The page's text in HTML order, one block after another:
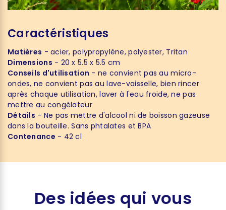
Caractéristiques
Matières - acier, polypropylène, polyester, Tritan
Dimensions - 20 x 5.5 x 5.5 cm
Conseils d'utilisation - ne convient pas au micro-
ondes, ne convient pas au lave-vaisselle, bien rincer
après chaque utilisation, laver à l'eau froide, ne pas
mettre au congélateur
Détails - Ne pas mettre d'alcool ni de boisson gazeuse
dans la bouteille. Sans phtalates et BPA
Contenance - 42 cl
Des idées qui vous